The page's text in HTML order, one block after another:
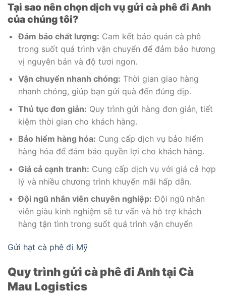
Tại sao nên chọn dịch vụ gửi cà phê đi Anh
của chúng tôi?
Đảm bảo chất lượng: Cam kết bảo quản cà phê
trong suốt quá trình vận chuyển để đảm bảo hương
vị nguyên bản và độ tươi ngon.
Vận chuyển nhanh chóng: Thời gian giao hàng
nhanh chóng, giúp bạn gửi quà đến đúng dịp.
Thủ tục đơn giản: Quy trình gửi hàng đơn giản, tiết
kiệm thời gian cho khách hàng.
Bảo hiểm hàng hóa: Cung cấp dịch vụ bảo hiểm
hàng hóa để đảm bảo quyền lợi cho khách hàng.
Giá cả cạnh tranh: Cung cấp dịch vụ với giá cả hợp
lý và nhiều chương trình khuyến mãi hấp dẫn.
Đội ngũ nhân viên chuyên nghiệp: Đội ngũ nhân
viên giàu kinh nghiệm sẽ tư vấn và hỗ trợ khách
hàng tận tình trong suốt quá trình vận chuyển
Gửi hạt cà phê đi Mỹ
Quy trình gửi cà phê đi Anh tại Cà
Mau Logistics